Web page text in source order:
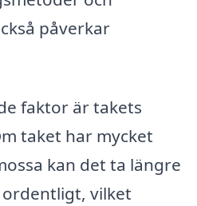
påverkar
faktor är takets
taket har mycket
kan det ta längre
vilket